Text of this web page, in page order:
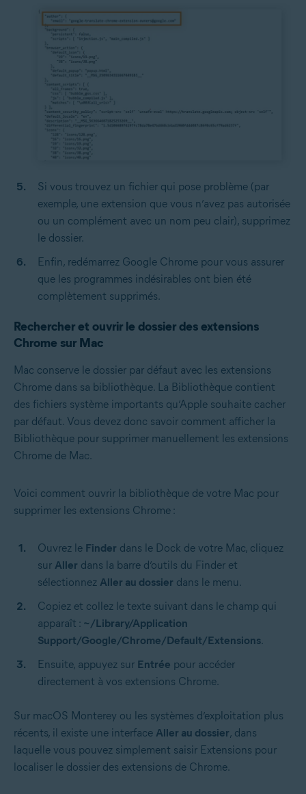
Si vous trouvez un fichier qui pose problème (par
exemple, une extension que vous n’avez pas autorisée
ou un complément avec un nom peu clair), supprimez
le dossier.
Enfin, redémarrez Google Chrome pour vous assurer
que les programmes indésirables ont bien été
complètement supprimés.
Rechercher et ouvrir le dossier des extensions
Chrome sur Mac
Mac conserve le dossier par défaut avec les extensions
Chrome dans sa bibliothèque. La Bibliothèque contient
des fichiers système importants qu’Apple souhaite cacher
par défaut. Vous devez donc savoir comment afficher la
Bibliothèque pour supprimer manuellement les extensions
Chrome de Mac.
Voici comment ouvrir la bibliothèque de votre Mac pour
supprimer les extensions Chrome :
Ouvrez le Finder dans le Dock de votre Mac, cliquez
sur Aller dans la barre d’outils du Finder et
sélectionnez Aller au dossier dans le menu.
Copiez et collez le texte suivant dans le champ qui
apparaît : ~/Library/Application
Support/Google/Chrome/Default/Extensions.
Ensuite, appuyez sur Entrée pour accéder
directement à vos extensions Chrome.
Sur macOS Monterey ou les systèmes d’exploitation plus
récents, il existe une interface Aller au dossier, dans
laquelle vous pouvez simplement saisir Extensions pour
localiser le dossier des extensions de Chrome.